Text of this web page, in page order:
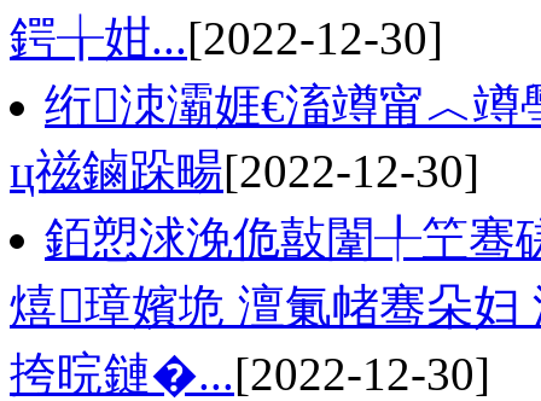
鍔╁姏...[2022-12-30]
绗洓灞娾€滀竴甯︿
ц禌鏀跺畼[2022-12-30]
銆愬浗浼佹敼闈╀笁骞
熺璋嬪垝 澶氭帾骞朵
挎晥鏈�...[2022-12-30]